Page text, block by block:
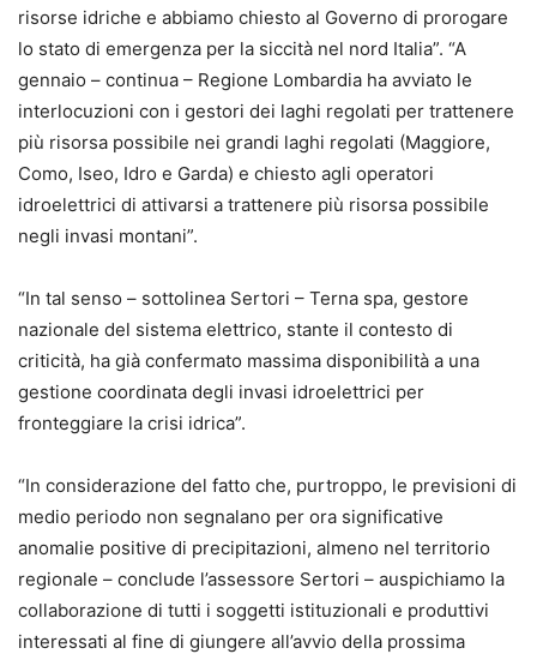
risorse idriche e abbiamo chiesto al Governo di prorogare
lo stato di emergenza per la siccità nel nord Italia”. “A
gennaio – continua – Regione Lombardia ha avviato le
interlocuzioni con i gestori dei laghi regolati per trattenere
più risorsa possibile nei grandi laghi regolati (Maggiore,
Como, Iseo, Idro e Garda) e chiesto agli operatori
idroelettrici di attivarsi a trattenere più risorsa possibile
negli invasi montani”.
“In tal senso – sottolinea Sertori – Terna spa, gestore
nazionale del sistema elettrico, stante il contesto di
criticità, ha già confermato massima disponibilità a una
gestione coordinata degli invasi idroelettrici per
fronteggiare la crisi idrica”.
“In considerazione del fatto che, purtroppo, le previsioni di
medio periodo non segnalano per ora significative
anomalie positive di precipitazioni, almeno nel territorio
regionale – conclude l’assessore Sertori – auspichiamo la
collaborazione di tutti i soggetti istituzionali e produttivi
interessati al fine di giungere all’avvio della prossima